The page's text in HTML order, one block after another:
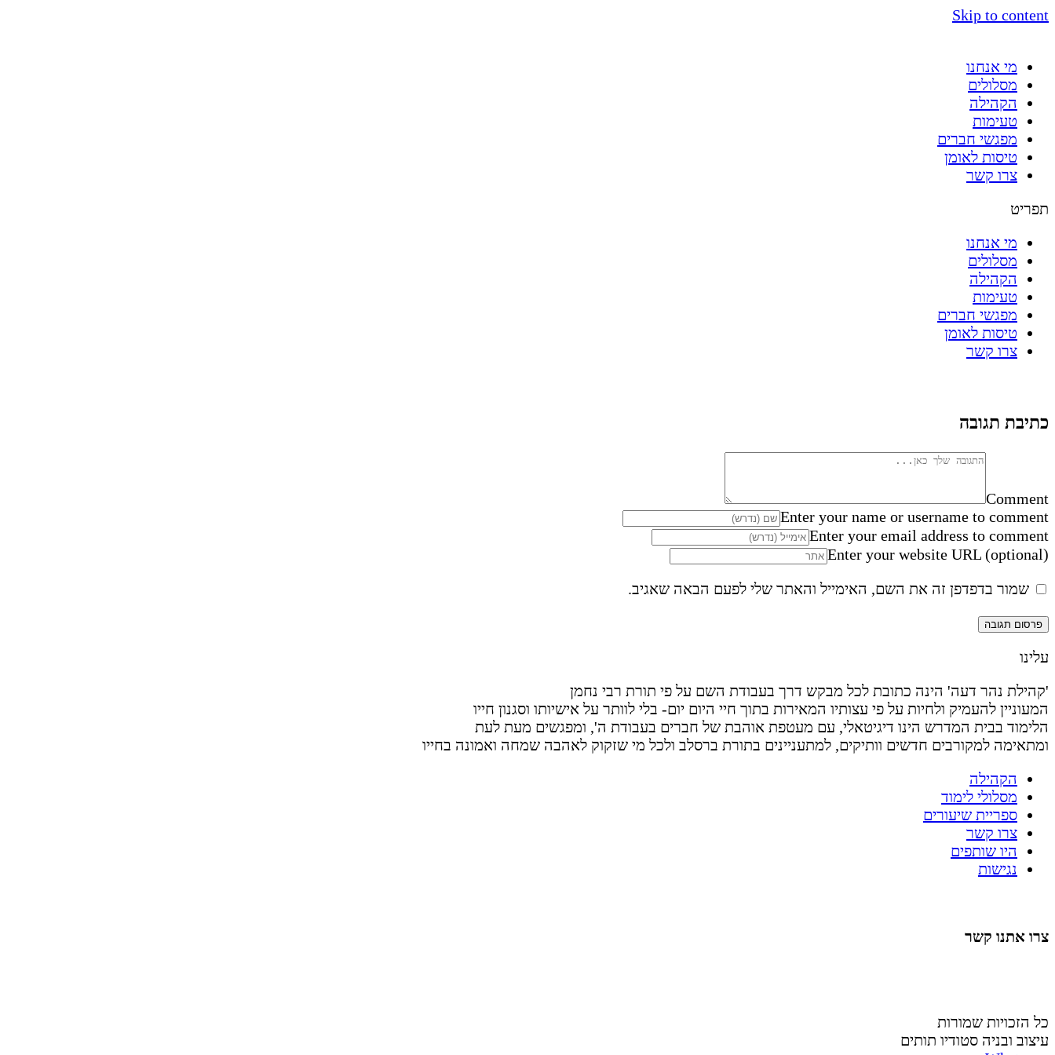
Skip to content
מי אנחנו
מסלולים
הקהילה
טעימות
מפגשי חברים
טיסות לאומן
צרו קשר
תפריט
מי אנחנו
מסלולים
הקהילה
טעימות
מפגשי חברים
טיסות לאומן
צרו קשר
כתיבת תגובה
Comment
Enter your name or username to comment
Enter your email address to comment
Enter your website URL (optional)
שמור בדפדפן זה את השם, האימייל והאתר שלי לפעם הבאה שאגיב.
עלינו
'קהילת נהר דעה' הינה כתובת לכל מבקש דרך בעבודת השם על פי תורת רבי נחמן
המעוניין להעמיק ולחיות על פי עצותיו המאירות בתוך חיי היום יום- בלי לוותר על אישיותו וסגנון חייו
הלימוד בבית המדרש הינו דיגיטאלי, עם מעטפת אוהבת של חברים בעבודת ה', ומפגשים מעת לעת
ומתאימה למקורבים חדשים וותיקים, למתעניינים בתורת ברסלב ולכל מי שזקוק לאהבה שמחה ואמונה בחייו
הקהילה
מסלולי לימוד
ספריית שיעורים
צרו קשר
היו שותפים
נגישות
צרו אתנו קשר
כל הזכויות שמורות
עיצוב ובניה סטודיו תותים